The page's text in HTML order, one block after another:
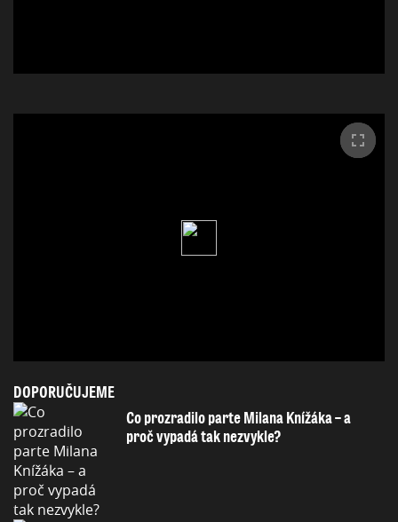
DOPORUČUJEME
Co prozradilo parte Milana Knížáka – a
proč vypadá tak nezvykle?